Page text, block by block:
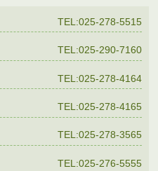
TEL:025-278-5515
TEL:025-290-7160
TEL:025-278-4164
TEL:025-278-4165
TEL:025-278-3565
TEL:025-276-5555